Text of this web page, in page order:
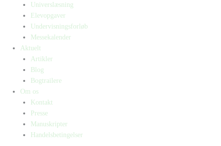
Universlæsning
Elevopgaver
Undervisningsforløb
Messekalender
Aktuelt
Artikler
Blog
Bogtrailere
Om os
Kontakt
Presse
Manuskripter
Handelsbetingelser